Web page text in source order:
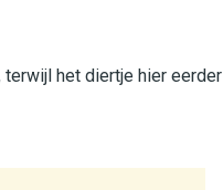
terwijl het diertje hier eerder